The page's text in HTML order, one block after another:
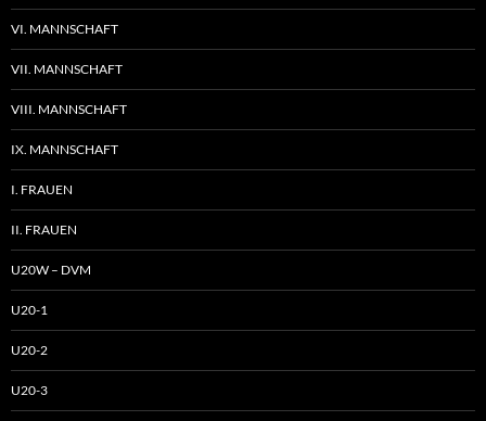
VI. MANNSCHAFT
VII. MANNSCHAFT
VIII. MANNSCHAFT
IX. MANNSCHAFT
I. FRAUEN
II. FRAUEN
U20W – DVM
U20-1
U20-2
U20-3